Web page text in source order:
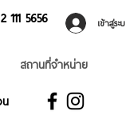
5656 เข้าสู่ระ
สถานที่จำหน่าย
น